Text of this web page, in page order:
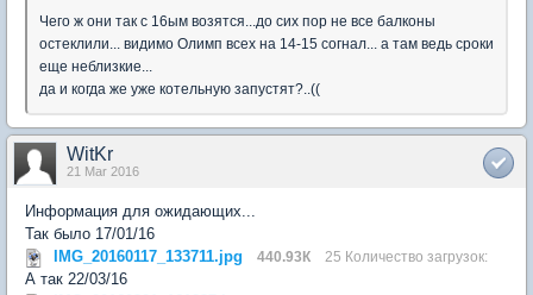
Чего ж они так с 16ым возятся...до сих пор не все балконы
остеклили... видимо Олимп всех на 14-15 согнал... а там ведь сроки
еще неблизкие...
да и когда же уже котельную запустят?..((
WitKr
21 Mar 2016
Информация для ожидающих...
Так было 17/01/16
IMG_20160117_133711.jpg
440.93К 25 Количество загрузок:
А так 22/03/16